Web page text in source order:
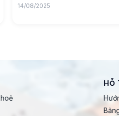
14/08/2025
HỖ